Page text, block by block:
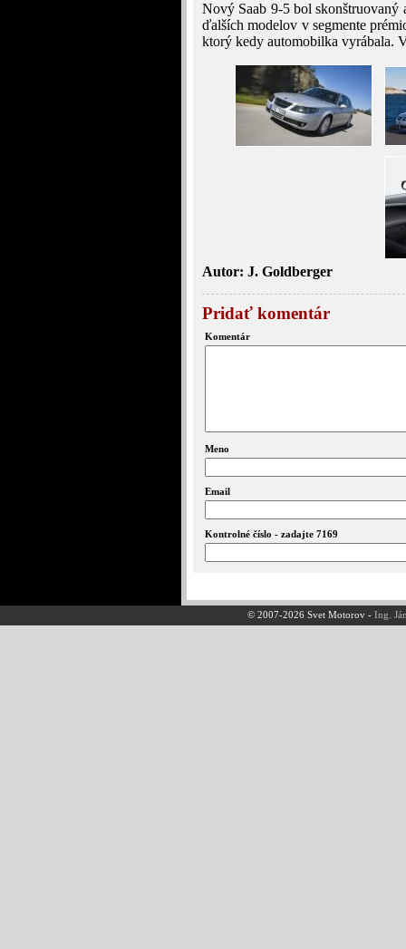
Nový Saab 9-5 bol
ďalších modelov v segmente
ktorý kedy automobilka vyrábala.
Autor: J. Goldberger
Pridať komentár
Komentár
Meno
Email
Kontrolné číslo - zadajte 7169
© 2007-2026 Svet Motorov -Ing.